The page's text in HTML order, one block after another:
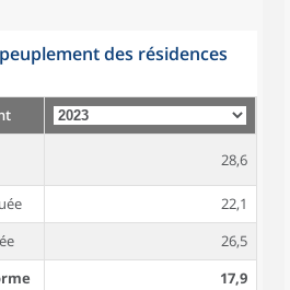
des résidences
28,6
22,1
26,5
17,9